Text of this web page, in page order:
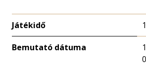
Játékidő
Bemutató dátuma